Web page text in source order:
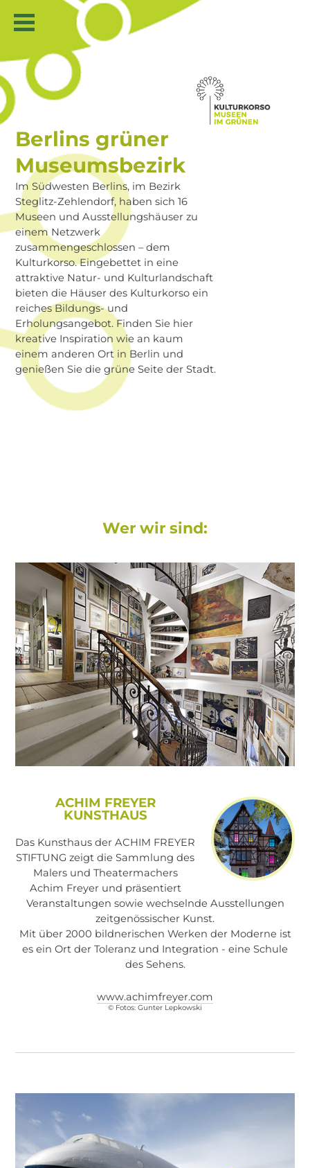
Berlins grüner
Museumsbezirk
Im Südwesten Berlins, im Bezirk
Steglitz-Zehlendorf, haben sich 16
Museen und Ausstellungshäuser zu
einem Netzwerk
zusammengeschlossen – dem
Kulturkorso. Eingebettet in eine
attraktive Natur- und Kulturlandschaft
bieten die Häuser des Kulturkorso ein
reiches Bildungs- und
Erholungsangebot. Finden Sie hier
kreative Inspiration wie an kaum
einem anderen Ort in Berlin und
genießen Sie die grüne Seite der Stadt.
Wer wir sind:
ACHIM FREYER
KUNSTHAUS
Das Kunsthaus der ACHIM FREYER
STIFTUNG zeigt die Sammlung des
Malers und Theatermachers
Achim Freyer und präsentiert
Veranstaltungen sowie wechselnde Ausstellungen
zeitgenössischer Kunst.
Mit über 2000 bildnerischen Werken der Moderne ist
es ein Ort der Toleranz und Integration - eine Schule
des Sehens.
www.achimfreyer.com
© Fotos: Gunter Lepkowski